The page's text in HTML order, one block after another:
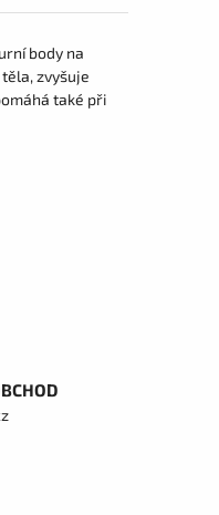
body na
zvyšuje
také při